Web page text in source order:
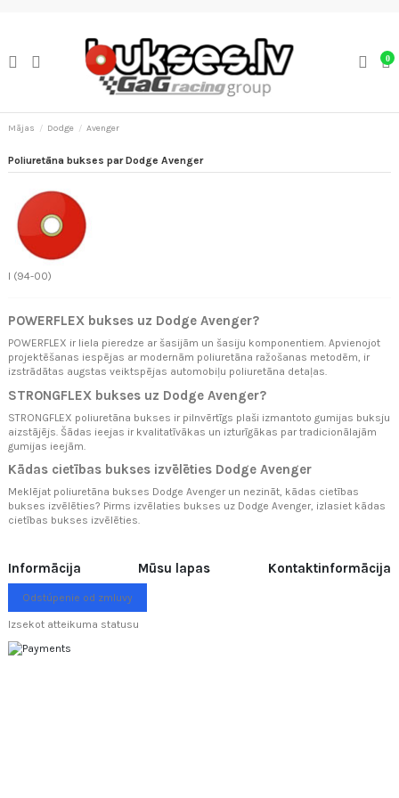
0
Mājas Dodge Avenger
Poliuretāna bukses par Dodge Avenger
I (94-00)
POWERFLEX bukses uz Dodge Avenger?
POWERFLEX ir liela pieredze ar šasijām un šasiju komponentiem. Apvienojot
projektēšanas iespējas ar modernām poliuretāna ražošanas metodēm, ir
izstrādātas augstas veiktspējas automobiļu poliuretāna detaļas.
STRONGFLEX bukses uz Dodge Avenger?
STRONGFLEX poliuretāna bukses ir pilnvērtīgs plaši izmantoto gumijas buksju
aizstājējs. Šādas ieejas ir kvalitatīvākas un izturīgākas par tradicionālajām
gumijas ieejām.
Kādas cietības bukses izvēlēties Dodge Avenger
Meklējat poliuretāna bukses Dodge Avenger un nezināt, kādas cietības
bukses izvēlēties? Pirms izvēlaties bukses uz Dodge Avenger, izlasiet kādas
cietības bukses izvēlēties.
Informācija Mūsu lapas Kontaktinformācija
Odstúpenie od zmluvy
Izsekot atteikuma statusu